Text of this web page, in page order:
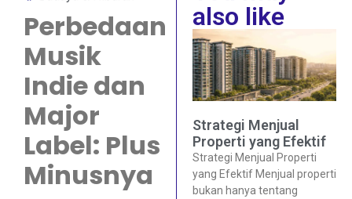
Perbedaan
Musik
Indie dan
Major
Label: Plus
Minusnya
also like
Strategi Menjual
Properti yang Efektif
Strategi Menjual Properti
yang Efektif Menjual properti
bukan hanya tentang